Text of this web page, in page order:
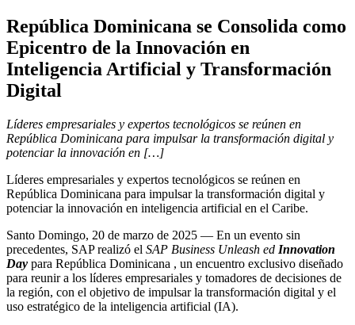
República Dominicana se Consolida como
Epicentro de la Innovación en
Inteligencia Artificial y Transformación
Digital
Líderes empresariales y expertos tecnológicos se reúnen en
República Dominicana para impulsar la transformación digital y
potenciar la innovación en […]
Líderes empresariales y expertos tecnológicos se reúnen en
República Dominicana para impulsar la transformación digital y
potenciar la innovación en inteligencia artificial en el Caribe.
Santo Domingo, 20 de marzo de 2025 — En un evento sin
precedentes, SAP realizó el SAP Business Unleash ed Innovation
Day para República Dominicana , un encuentro exclusivo diseñado
para reunir a los líderes empresariales y tomadores de decisiones de
la región, con el objetivo de impulsar la transformación digital y el
uso estratégico de la inteligencia artificial (IA).